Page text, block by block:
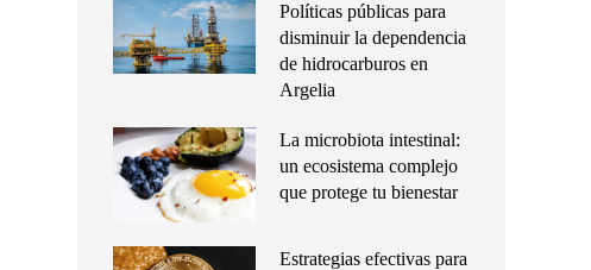
Políticas públicas para
disminuir la dependencia
de hidrocarburos en
Argelia
La microbiota intestinal:
un ecosistema complejo
que protege tu bienestar
Estrategias efectivas para